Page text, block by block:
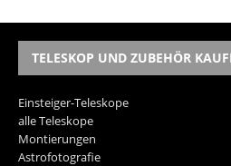
TELESKOP UND ZUBEHÖR
Einsteiger-Teleskope
alle Teleskope
Montierungen
Astrofotografie